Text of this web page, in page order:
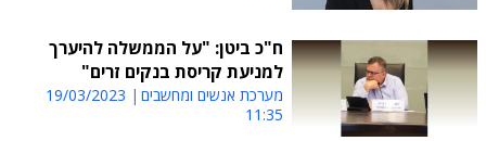
ח"כ ביטן: "על הממשלה להיערך
למניעת קריסת בנקים זרים"
מערכת אנשים ומחשבים
19/03/2023
11:35